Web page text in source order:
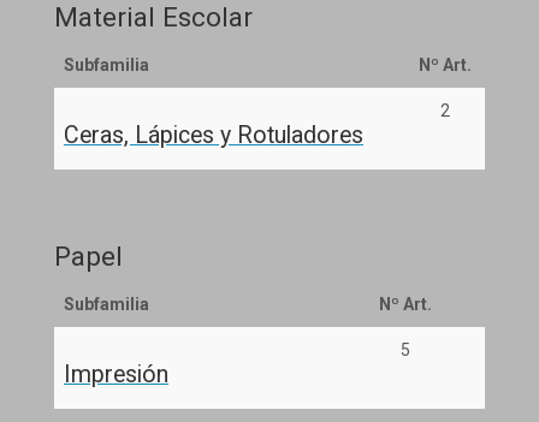
Material Escolar
Subfamilia Nº Art.
Ceras, Lápices y Rotuladores
2
Papel
Subfamilia Nº Art.
Impresión
5